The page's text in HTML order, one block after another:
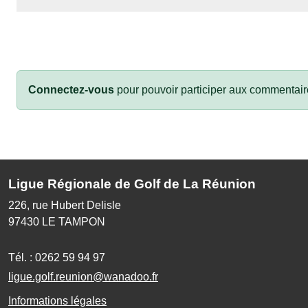
Connectez-vous pour pouvoir participer aux
Ligue Régionale de Golf de La Réunion
226, rue Hubert Delisle
97430 LE TAMPON
Tél. : 0262 59 94 97
ligue.golf.reunion@wanadoo.fr
Informations légales